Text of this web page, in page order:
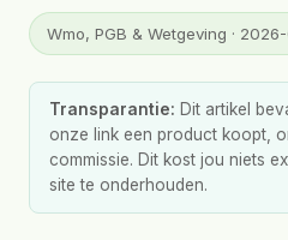
Wmo, PGB & Wetgeving ·
Transparantie: Dit artikel
onze link een product koopt,
commissie. Dit kost jou niets
site te onderhouden.